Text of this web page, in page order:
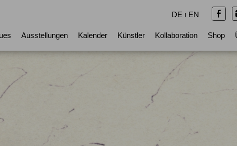
Ausstellungen Kalender Künstler Kollaboration Shop
DE ı EN